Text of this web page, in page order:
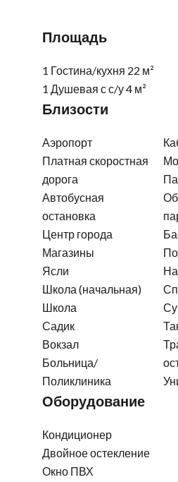
Площадь
1 Гостина/кухня 22 м²
1 Душевая с с/у4 м²
Близости
Аэропорт
Платная скоростная
дорога
Автобусная
остановка
Центр города
Магазины
Ясли
Школа (начальная)
Школа
Садик
Вокзал
Больница/
Поликлиника
Оборудование
Кондиционер
Двойное остекление
Окно ПВХ